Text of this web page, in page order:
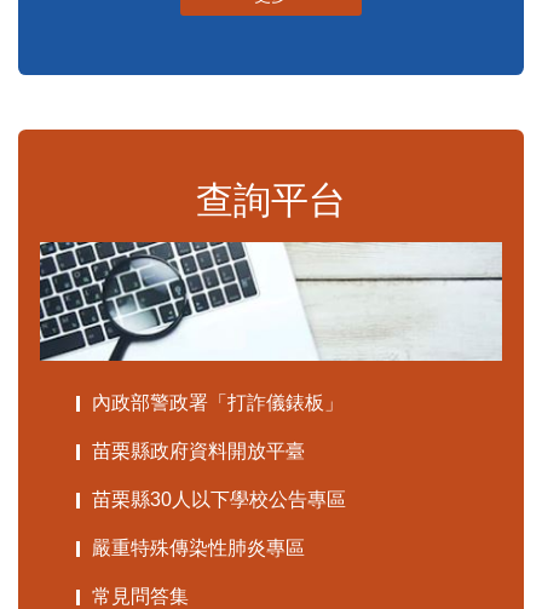
查詢平台
內政部警政署「打詐儀錶板」
苗栗縣政府資料開放平臺
苗栗縣30人以下學校公告專區
嚴重特殊傳染性肺炎專區
常見問答集